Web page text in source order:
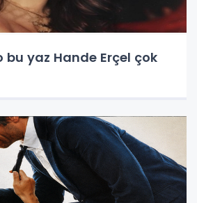
yaz Hande Erçel çok